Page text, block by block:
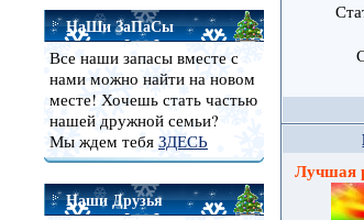
НаШи ЗаПаСы
Все наши запасы вместе с
нами можно найти на новом
месте! Хочешь стать частью
нашей дружной семьи?
Мы ждем тебя ЗДЕСЬ
Наши Друзья
Лучшая